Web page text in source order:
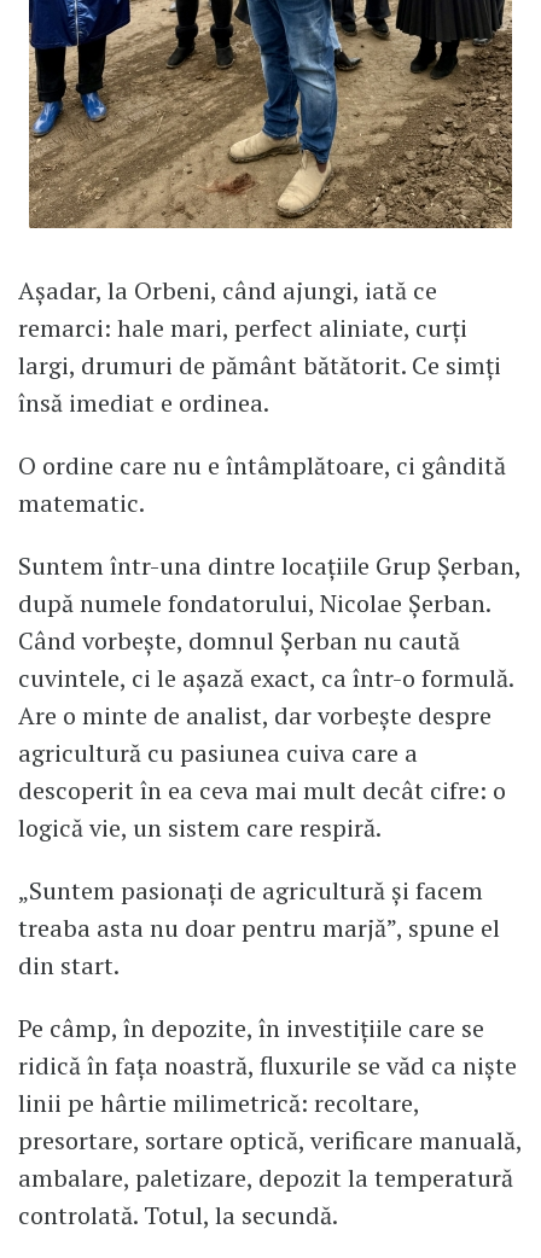
Așadar, la Orbeni, când ajungi, iată ce
remarci: hale mari, perfect aliniate, curți
largi, drumuri de pământ bătătorit. Ce simți
însă imediat e ordinea.
O ordine care nu e întâmplătoare, ci gândită
matematic.
Suntem într-una dintre locațiile Grup Șerban,
după numele fondatorului, Nicolae Șerban.
Când vorbește, domnul Șerban nu caută
cuvintele, ci le așază exact, ca într-o formulă.
Are o minte de analist, dar vorbește despre
agricultură cu pasiunea cuiva care a
descoperit în ea ceva mai mult decât cifre: o
logică vie, un sistem care respiră.
„Suntem pasionați de agricultură și facem
treaba asta nu doar pentru marjă”, spune el
din start.
Pe câmp, în depozite, în investițiile care se
ridică în fața noastră, fluxurile se văd ca niște
linii pe hârtie milimetrică: recoltare,
presortare, sortare optică, verificare manuală,
ambalare, paletizare, depozit la temperatură
controlată. Totul, la secundă.